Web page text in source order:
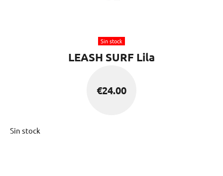
Sin stock
LEASH SURF Lila
€24.00
Sin stock